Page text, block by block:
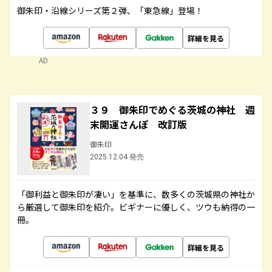
御朱印・沿線シリーズ第２弾、「東急線」登場！
詳細を見る
AD
３９ 御朱印でめぐる茨城の神社 週
末開運さんぽ 改訂版
御朱印
2025.12.04 発売
「御利益と御朱印が凄い」を基準に、数多くの茨城県の神社か
ら厳選して御朱印を紹介。ビギナーに優しく、ツウも納得の一
冊。
詳細を見る